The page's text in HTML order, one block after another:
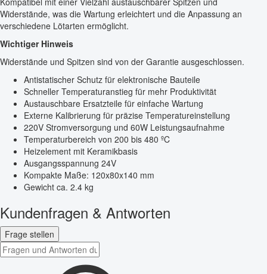
Widerstände, was die Wartung erleichtert und die Anpassung an
verschiedene Lötarten ermöglicht.
Wichtiger Hinweis
Widerstände und Spitzen sind von der Garantie ausgeschlossen.
Antistatischer Schutz für elektronische Bauteile
Schneller Temperaturanstieg für mehr Produktivität
Austauschbare Ersatzteile für einfache Wartung
Externe Kalibrierung für präzise Temperatureinstellung
220V Stromversorgung und 60W Leistungsaufnahme
Temperaturbereich von 200 bis 480 ºC
Heizelement mit Keramikbasis
Ausgangsspannung 24V
Kompakte Maße: 120x80x140 mm
Gewicht ca. 2.4 kg
Kundenfragen & Antworten
Frage stellen